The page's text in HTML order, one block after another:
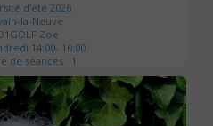
d'été 2026
la-Neuve
Zoé
14:00- 16:00
de séances : 1
45 €